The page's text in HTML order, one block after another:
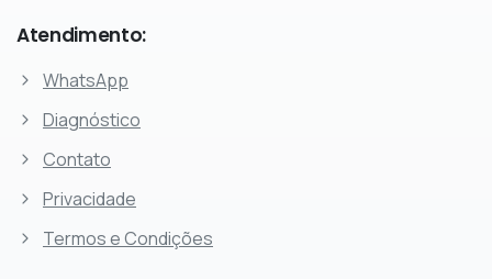
Atendimento:
WhatsApp
Diagnóstico
Contato
Privacidade
Termos e Condições